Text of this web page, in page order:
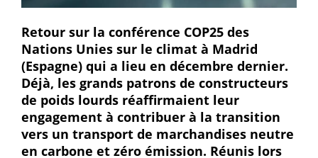
Retour sur la conférence COP25 des
Nations Unies sur le climat à Madrid
(Espagne) qui a lieu en décembre dernier.
Déjà, les grands patrons de constructeurs
de poids lourds réaffirmaient leur
engagement à contribuer à la transition
vers un transport de marchandises neutre
en carbone et zéro émission. Réunis lors